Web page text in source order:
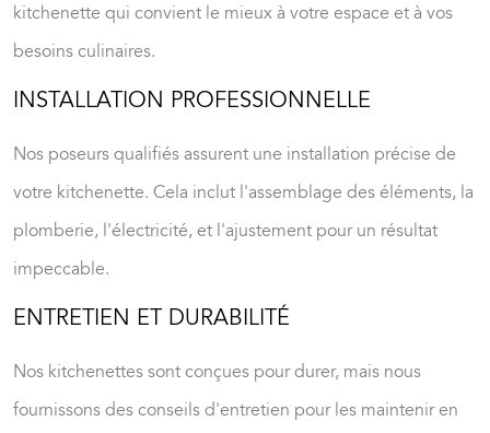
kitchenette qui convient le mieux à votre espace et à vos
besoins culinaires.
INSTALLATION PROFESSIONNELLE
Nos poseurs qualifiés assurent une installation précise de
votre kitchenette. Cela inclut l'assemblage des éléments, la
plomberie, l'électricité, et l'ajustement pour un résultat
impeccable.
ENTRETIEN ET DURABILITÉ
Nos kitchenettes sont conçues pour durer, mais nous
fournissons des conseils d'entretien pour les maintenir en